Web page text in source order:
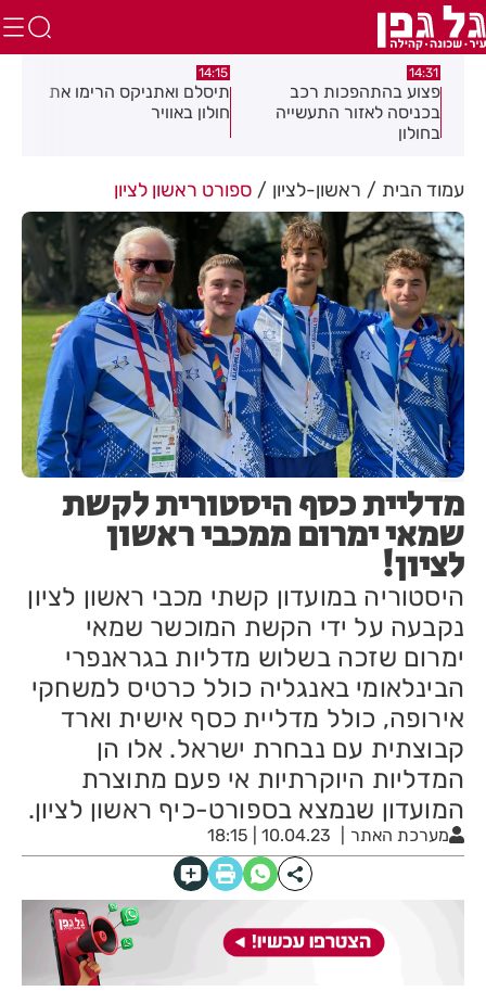
14:15
תיסלם ואתניקס הרימו את
חולון באוויר
13:05
פצוע בתאונת אופנוע במרכז
חולון
עמוד הבית ראשון-לציון ספורט ראשון לציון
מדליית כסף היסטורית לקשת
שמאי ימרום ממכבי ראשון
לציון!
היסטוריה במועדון קשתי מכבי ראשון לציון
נקבעה על ידי הקשת המוכשר שמאי
ימרום שזכה בשלוש מדליות בגראנפרי
הבינלאומי באנגליה כולל כרטיס למשחקי
אירופה, כולל מדליית כסף אישית וארד
קבוצתית עם נבחרת ישראל. אלו הן
המדליות היוקרתיות אי פעם מתוצרת
המועדון שנמצא בספורט-כיף ראשון לציון.
מערכת האתר 10.04.23 | 18:15